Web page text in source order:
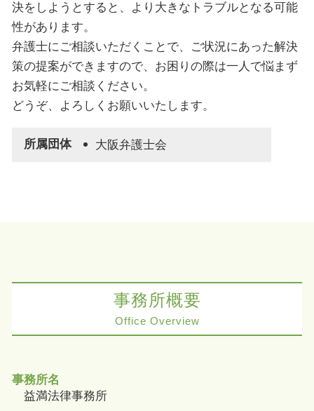
決をしようとすると、より大きなトラブルとなる可能
性があります。
弁護士にご相談いただくことで、ご状況にあった解決
策の提案ができますので、お困りの際は一人で悩まず
お気軽にご相談ください。
どうぞ、よろしくお願いいたします。
所属団体 大阪弁護士会
事務所概要
Office Overview
事務所名
益満法律事務所